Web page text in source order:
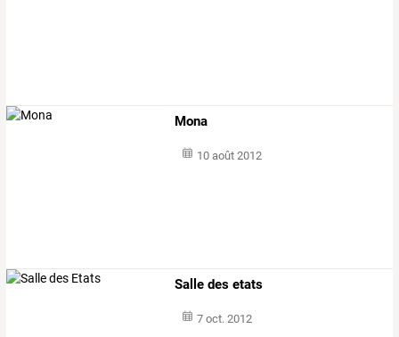
Mona
10 août 2012
Salle des etats
7 oct. 2012